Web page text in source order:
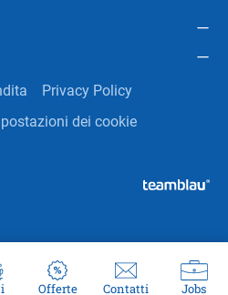
Offerte Contatti Jobs
Privacy Policy
dei cookie